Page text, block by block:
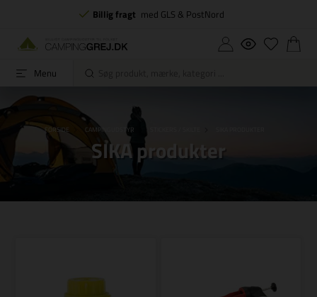
Billig fragt med GLS & PostNord
Menu
FORSIDE CAMPINGUDSTYR
SIKA produkter